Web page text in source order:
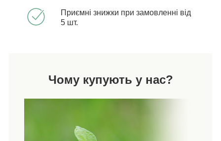
Приємні знижки при замовленні від
5 шт.
Чому купують у нас?